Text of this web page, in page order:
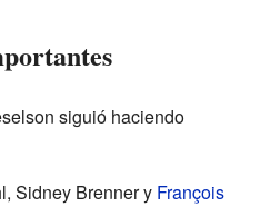
siguió haciendo
Sidney Brenner y François